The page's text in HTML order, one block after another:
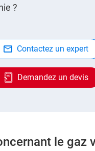
?
Contactez un expert
Demandez un devis
le gaz